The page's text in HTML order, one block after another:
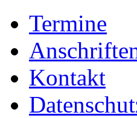
Termine
Kontakt